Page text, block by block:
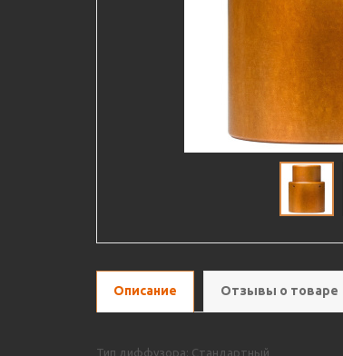
Описание Отзывы о товаре
Тип диффузора: Стандартный